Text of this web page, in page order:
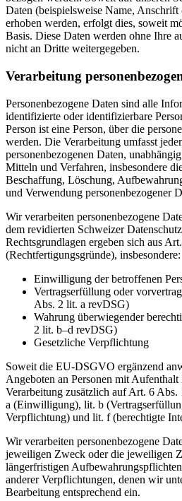
Daten (beispielsweise Name,
erhoben werden, erfolgt dies, soweit
Basis. Diese Daten werden ohne Ihre
nicht an Dritte weitergegeben.
Verarbeitung
Personenbezogene Daten sind alle
identifizierte oder identifizierbare
Person ist eine Person, über die
werden. Die Verarbeitung umfasst
personenbezogenen Daten,
Mitteln und Verfahren, insbesondere
Beschaffung, Löschung,
und Verwendung personenbezogener
Wir verarbeiten personenbezogene
dem revidierten Schweizer
Rechtsgrundlagen ergeben sich aus
(Rechtfertigungsgründe), insbesondere:
Einwilligung der betroffenen
Vertragserfüllung oder
Abs. 2 lit. a revDSG)
Wahrung überwiegender
2 lit. b–d revDSG)
Gesetzliche Verpflichtung
Soweit die EU-DSGVO ergänzend
Angeboten an Personen mit
Verarbeitung zusätzlich auf Art. 6
a (Einwilligung), lit. b
Verpflichtung) und lit. f (berechtigte
Wir verarbeiten personenbezogene
jeweiligen Zweck oder die jeweiligen
längerfristigen
anderer Verpflichtungen, denen wir
Bearbeitung entsprechend ein.